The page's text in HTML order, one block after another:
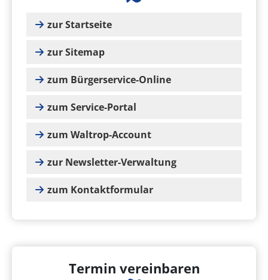
zur Startseite
zur Sitemap
zum Bürgerservice-Online
zum Service-Portal
zum Waltrop-Account
zur Newsletter-Verwaltung
zum Kontaktformular
Termin vereinbaren